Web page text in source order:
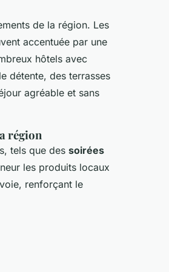
de la région. Les
accentuée par une
hôtels avec
détente, des terrasses
agréable et sans
région
tels que des soirées
les produits locaux
renforçant le